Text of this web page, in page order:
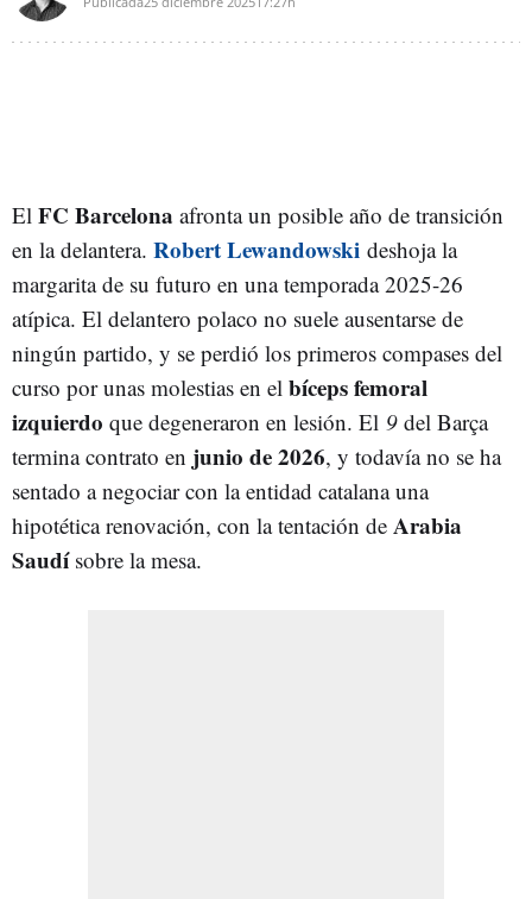
El FC Barcelona afronta un posible año de transición
en la delantera. Robert Lewandowski deshoja la
margarita de su futuro en una temporada 2025-26
atípica. El delantero polaco no suele ausentarse de
ningún partido, y se perdió los primeros compases del
curso por unas molestias en el bíceps femoral
izquierdo que degeneraron en lesión. El 9 del Barça
termina contrato en junio de 2026, y todavía no se ha
sentado a negociar con la entidad catalana una
hipotética renovación, con la tentación de Arabia
Saudísobre la mesa.